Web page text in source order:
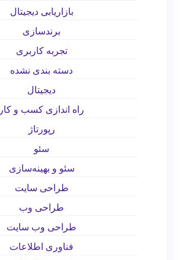
بازاریابی دیجیتال
برندسازی
تجربه کاربری
دسته بندی نشده
دیجیتال
راه اندازی کسب و کار
رپورتاژ
سئو
سئو و بهینه‌سازی
طراحی سایت
طراحی وب
طراحی وب سایت
فناوری اطلاعات